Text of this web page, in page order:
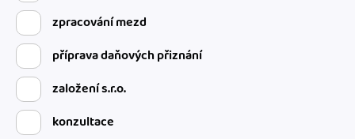
zpracování mezd
příprava daňových přiznání
založení s.r.o.
konzultace